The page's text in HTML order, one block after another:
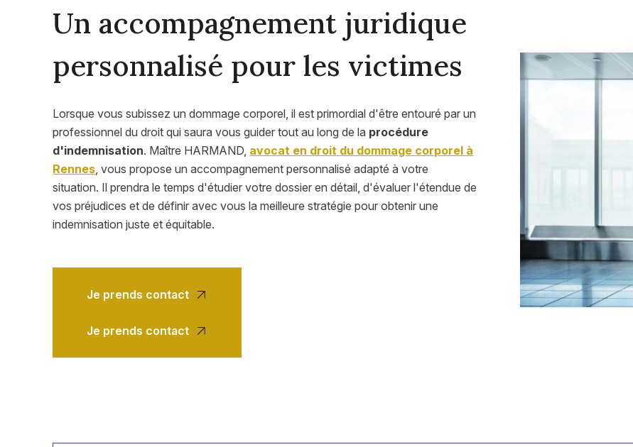
Un accompagnement juridique
personnalisé pour les victimes
Lorsque vous subissez un dommage corporel, il est primordial d'être entouré par un
professionnel du droit qui saura vous guider tout au long de la procédure
d'indemnisation. Maître HARMAND, avocat en droit du dommage corporel à
Rennes, vous propose un accompagnement personnalisé adapté à votre
situation. Il prendra le temps d'étudier votre dossier en détail, d'évaluer l'étendue de
vos préjudices et de définir avec vous la meilleure stratégie pour obtenir une
indemnisation juste et équitable.
Je prends contact
Je prends contact